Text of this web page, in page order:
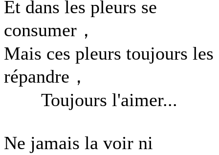
Et dans les pleurs se
consumer，
Mais ces pleurs toujours les
répandre，
Toujours l'aimer...
Ne jamais la voir ni